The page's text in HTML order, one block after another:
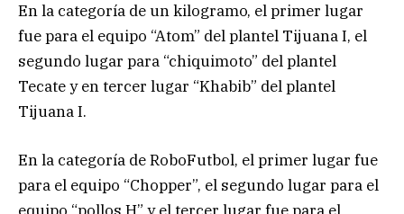
En la categoría de un kilogramo, el primer lugar
fue para el equipo “Atom” del plantel Tijuana I, el
segundo lugar para “chiquimoto” del plantel
Tecate y en tercer lugar “Khabib” del plantel
Tijuana I.
En la categoría de RoboFutbol, el primer lugar fue
para el equipo “Chopper”, el segundo lugar para el